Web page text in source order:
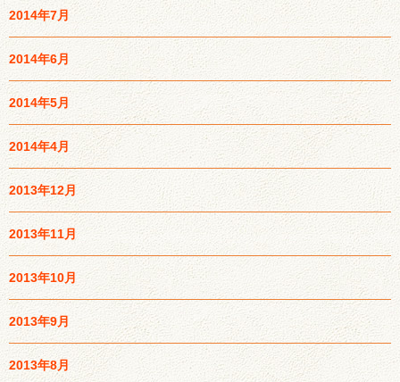
2014年7月
2014年6月
2014年5月
2014年4月
2013年12月
2013年11月
2013年10月
2013年9月
2013年8月